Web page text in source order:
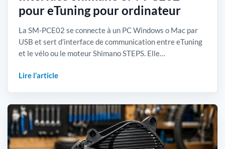
pour eTuning pour ordinateur
La SM-PCE02 se connecte à un PC Windows o Mac par
USB et sert d’interface de communication entre eTuning
et le vélo ou le moteur Shimano STEPS. Elle…
Lire l’article